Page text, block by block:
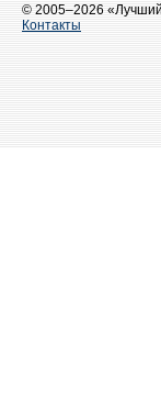
© 2005–2026
Контакты